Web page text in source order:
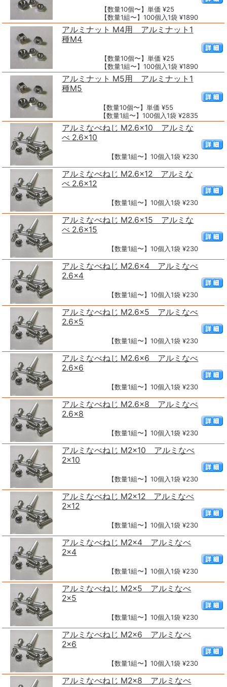
【数量10個〜】単価 ¥25
【数量1組〜】100個入1袋 ¥1890
アルミナット M4用 アルミナット1
種M4
【数量10個〜】単価 ¥25
【数量1組〜】100個入1袋 ¥1890
アルミナット M5用 アルミナット1
種M5
【数量10個〜】単価 ¥55
【数量1組〜】100個入1袋 ¥2835
アルミなべねじ M2.6×10 アルミな
べ 2.6×10
【数量1組〜】10個入1袋 ¥230
アルミなべねじ M2.6×12 アルミな
べ 2.6×12
【数量1組〜】10個入1袋 ¥230
アルミなべねじ M2.6×15 アルミな
べ 2.6×15
【数量1組〜】10個入1袋 ¥230
アルミなべねじ M2.6×4 アルミなべ
2.6×4
【数量1組〜】10個入1袋 ¥230
アルミなべねじ M2.6×5 アルミなべ
2.6×5
【数量1組〜】10個入1袋 ¥230
アルミなべねじ M2.6×6 アルミなべ
2.6×6
【数量1組〜】10個入1袋 ¥230
アルミなべねじ M2.6×8 アルミなべ
2.6×8
【数量1組〜】10個入1袋 ¥230
アルミなべねじ M2×10 アルミなべ
2×10
【数量1組〜】10個入1袋 ¥230
アルミなべねじ M2×12 アルミなべ
2×12
【数量1組〜】10個入1袋 ¥230
アルミなべねじ M2×4 アルミなべ
2×4
【数量1組〜】10個入1袋 ¥230
アルミなべねじ M2×5 アルミなべ
2×5
【数量1組〜】10個入1袋 ¥230
アルミなべねじ M2×6 アルミなべ
2×6
【数量1組〜】10個入1袋 ¥230
アルミなべねじ M2×8 アルミなべ